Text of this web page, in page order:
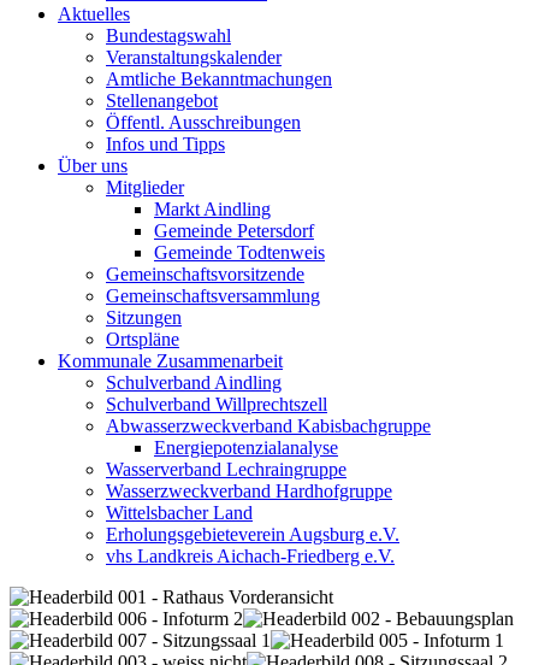
Aktuelles
Bundestagswahl
Veranstaltungskalender
Amtliche Bekanntmachungen
Stellenangebot
Öffentl. Ausschreibungen
Infos und Tipps
Über uns
Mitglieder
Markt Aindling
Gemeinde Petersdorf
Gemeinde Todtenweis
Gemeinschaftsvorsitzende
Gemeinschaftsversammlung
Sitzungen
Ortspläne
Kommunale Zusammenarbeit
Schulverband Aindling
Schulverband Willprechtszell
Abwasserzweckverband Kabisbachgruppe
Energiepotenzialanalyse
Wasserverband Lechraingruppe
Wasserzweckverband Hardhofgruppe
Wittelsbacher Land
Erholungsgebieteverein Augsburg e.V.
vhs Landkreis Aichach-Friedberg e.V.